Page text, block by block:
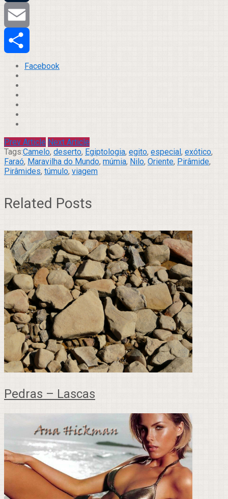
Tumblr
Email
Compartilhar
Facebook
Prev Article Next Article
Tags:Camelo, deserto, Egiptologia, egito, especial, exótico,
Faraó, Maravilha do Mundo, múmia, Nilo, Oriente, Pirâmide,
Pirâmides, túmulo, viagem
Related Posts
Pedras – Lascas